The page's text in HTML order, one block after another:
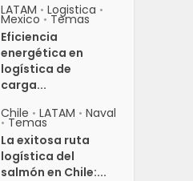
LATAM • Logistica •
Mexico • Temas
Eficiencia
energética en
logística de
carga...
Chile • LATAM • Naval
• Temas
La exitosa ruta
logística del
salmón en Chile:...